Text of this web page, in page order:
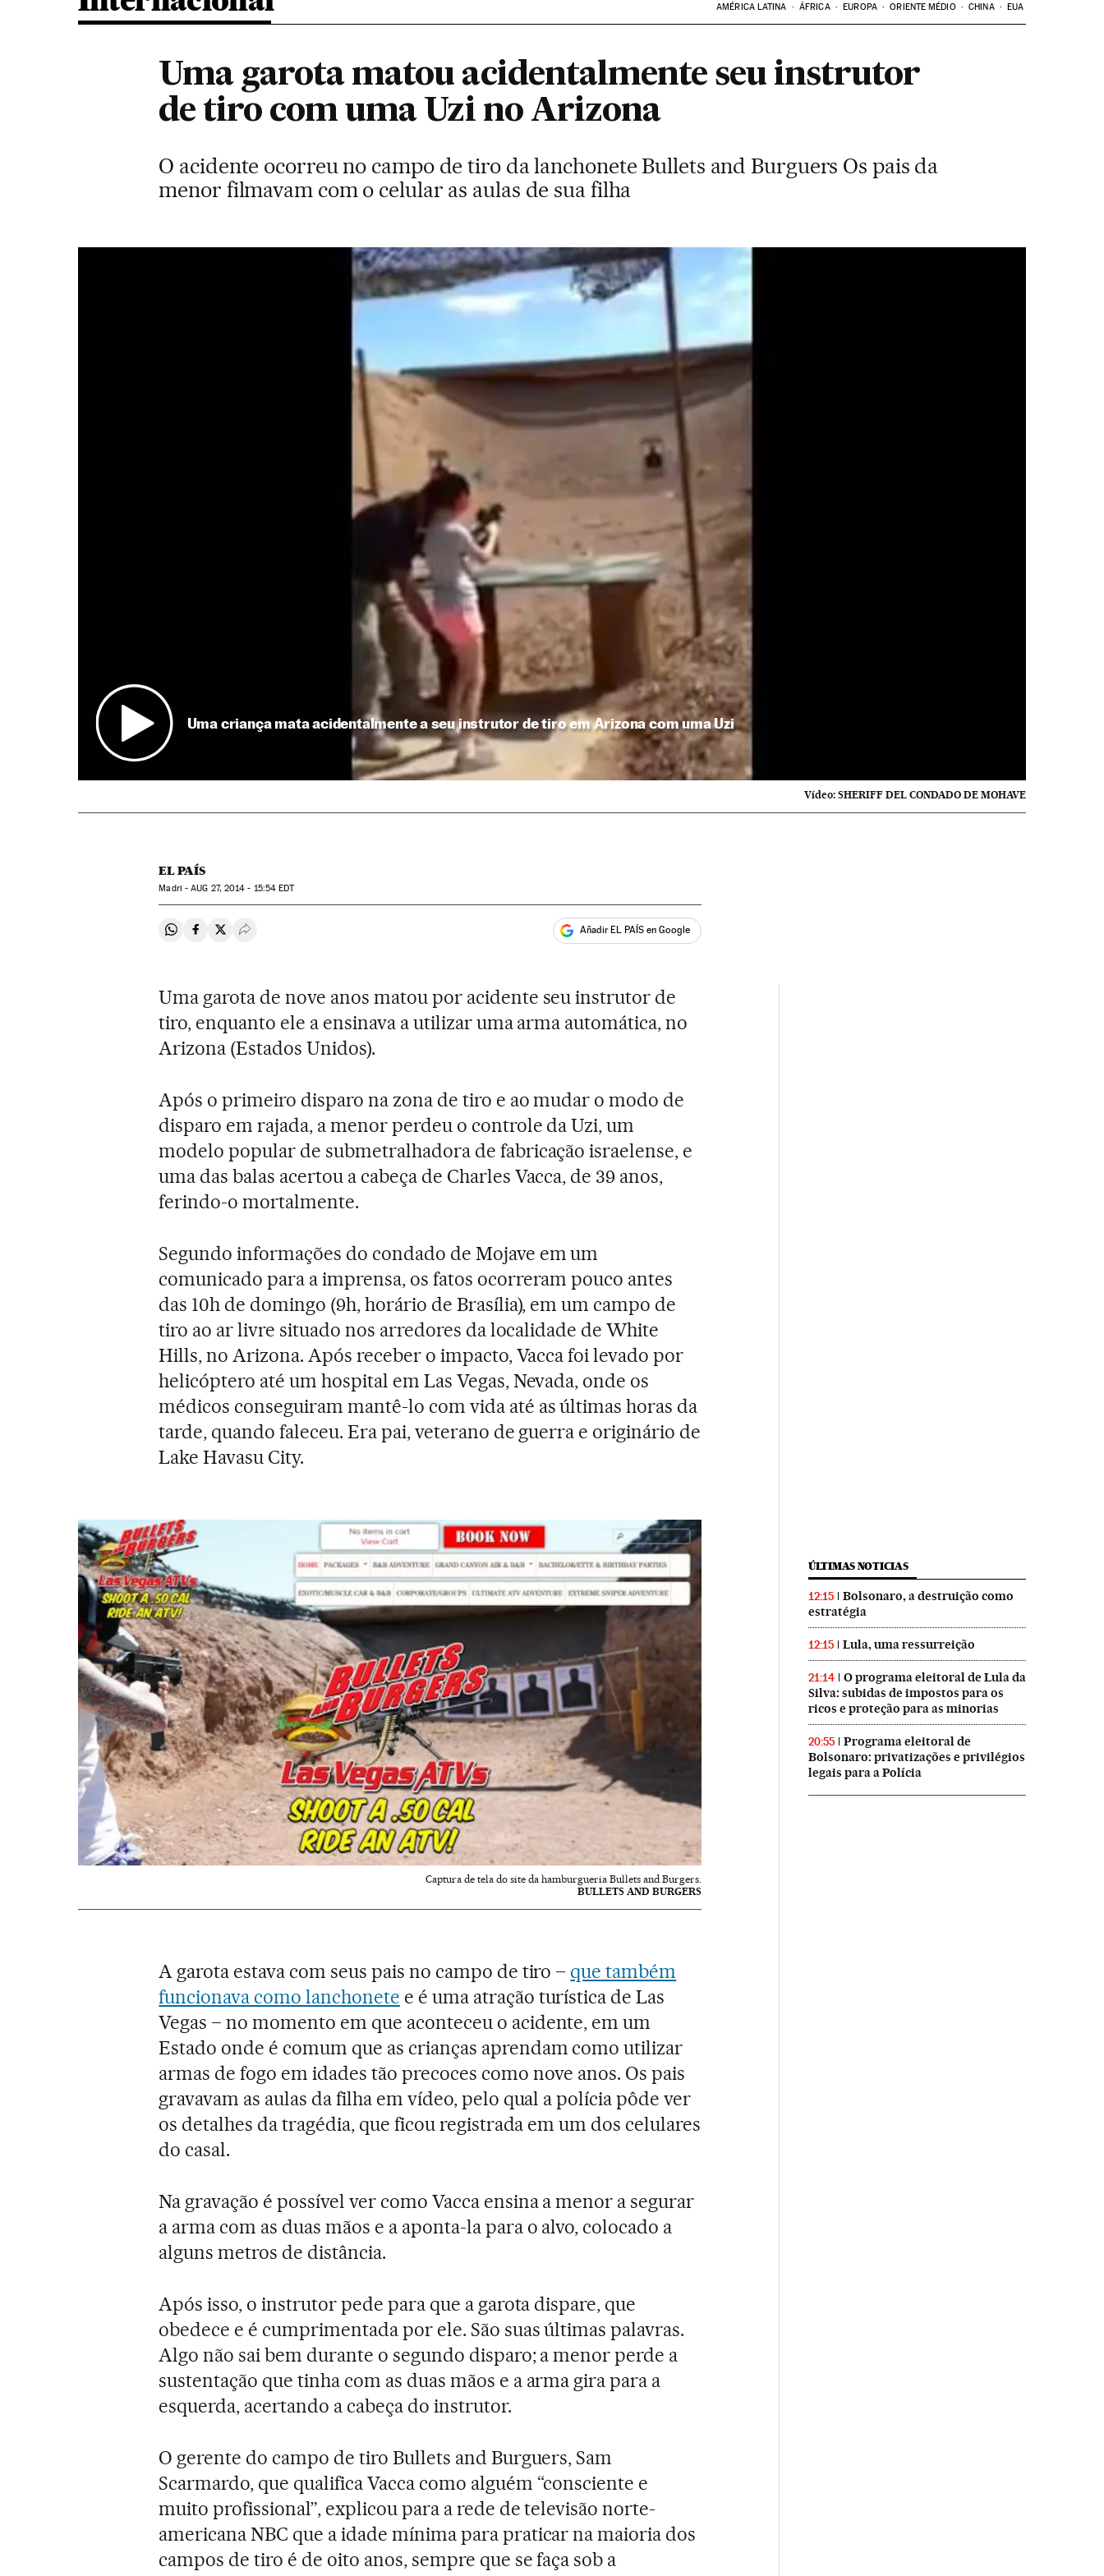
AMÉRICA LATINA ÁFRICA EUROPA ORIENTE MÉDIO CHINA EUA
Uma garota matou acidentalmente seu instrutor
de tiro com uma Uzi no Arizona
O acidente ocorreu no campo de tiro da lanchonete Bullets and Burguers Os pais da
menor filmavam com o celular as aulas de sua filha
Uma criança mata acidentalmente a seu instrutor de tiro em Arizona com uma Uzi
Vídeo: SHERIFF DEL CONDADO DE MOHAVE
EL PAÍS
Madri -AUG 27, 2014 - 15:54 EDT
Compartir en Whatsapp
Compartir en Facebook
Compartir en Twitter
Desplegar Redes Sociales Añadir EL PAÍS en Google
Uma garota de nove anos matou por acidente seu instrutor de
tiro, enquanto ele a ensinava a utilizar uma arma automática, no
Arizona (Estados Unidos).
Após o primeiro disparo na zona de tiro e ao mudar o modo de
disparo em rajada, a menor perdeu o controle da Uzi, um
modelo popular de submetralhadora de fabricação israelense, e
uma das balas acertou a cabeça de Charles Vacca, de 39 anos,
ferindo-o mortalmente.
Segundo informações do condado de Mojave em um
comunicado para a imprensa, os fatos ocorreram pouco antes
das 10h de domingo (9h, horário de Brasília), em um campo de
tiro ao ar livre situado nos arredores da localidade de White
Hills, no Arizona. Após receber o impacto, Vacca foi levado por
helicóptero até um hospital em Las Vegas, Nevada, onde os
médicos conseguiram mantê-lo com vida até as últimas horas da
tarde, quando faleceu. Era pai, veterano de guerra e originário de
Lake Havasu City.
Captura de tela do site da hamburgueria Bullets and Burgers.
BULLETS AND BURGERS
A garota estava com seus pais no campo de tiro – que também
funcionava como lanchonete e é uma atração turística de Las
Vegas – no momento em que aconteceu o acidente, em um
Estado onde é comum que as crianças aprendam como utilizar
armas de fogo em idades tão precoces como nove anos. Os pais
gravavam as aulas da filha em vídeo, pelo qual a polícia pôde ver
os detalhes da tragédia, que ficou registrada em um dos celulares
do casal.
Na gravação é possível ver como Vacca ensina a menor a segurar
a arma com as duas mãos e a aponta-la para o alvo, colocado a
alguns metros de distância.
Após isso, o instrutor pede para que a garota dispare, que
obedece e é cumprimentada por ele. São suas últimas palavras.
Algo não sai bem durante o segundo disparo; a menor perde a
sustentação que tinha com as duas mãos e a arma gira para a
esquerda, acertando a cabeça do instrutor.
O gerente do campo de tiro Bullets and Burguers, Sam
Scarmardo, que qualifica Vacca como alguém “consciente e
muito profissional”, explicou para a rede de televisão norte-
americana NBC que a idade mínima para praticar na maioria dos
campos de tiro é de oito anos, sempre que se faça sob a
ÚLTIMAS NOTICIAS
12:15
Bolsonaro, a destruição como
estratégia
12:15 Lula, uma ressurreição
21:14
O programa eleitoral de Lula da
Silva: subidas de impostos para os
ricos e proteção para as minorias
20:55
Programa eleitoral de
Bolsonaro: privatizações e privilégios
legais para a Polícia